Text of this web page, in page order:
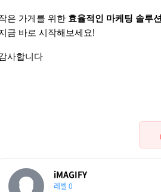
은 가게를 위한 효율적인 마케팅 솔루션
금 바로 시작해보세요!
사합니다
iMAGIFY
레벨 0